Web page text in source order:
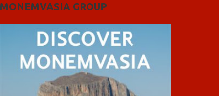
MONEMVASIA GROUP